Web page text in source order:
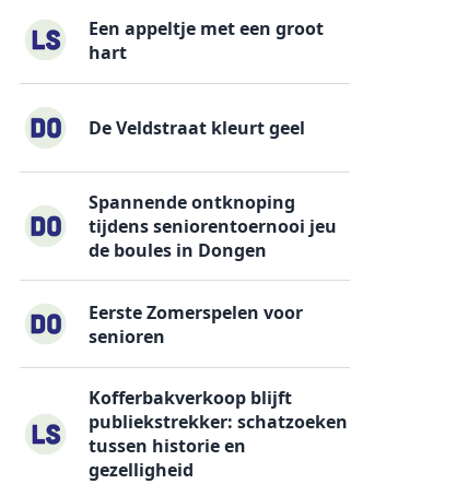
Een appeltje met een groot
hart
De Veldstraat kleurt geel
Spannende ontknoping
tijdens seniorentoernooi jeu
de boules in Dongen
Eerste Zomerspelen voor
senioren
Kofferbakverkoop blijft
publiekstrekker: schatzoeken
tussen historie en
gezelligheid